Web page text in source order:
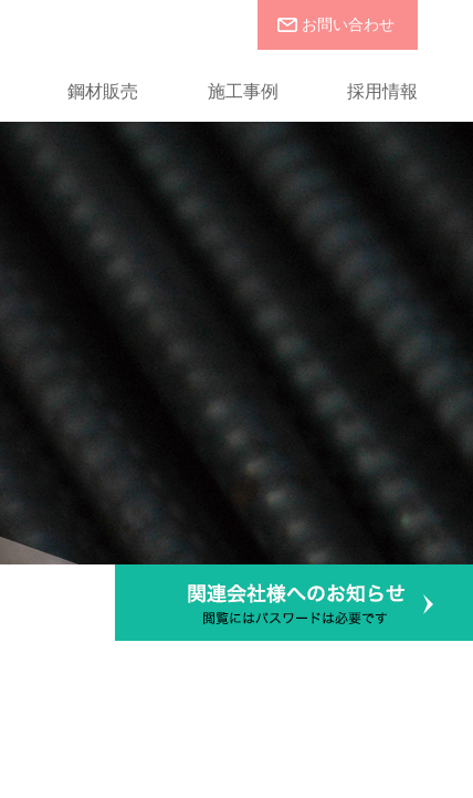
鋼材販売 施工事例 採用情報
お問い合わせ